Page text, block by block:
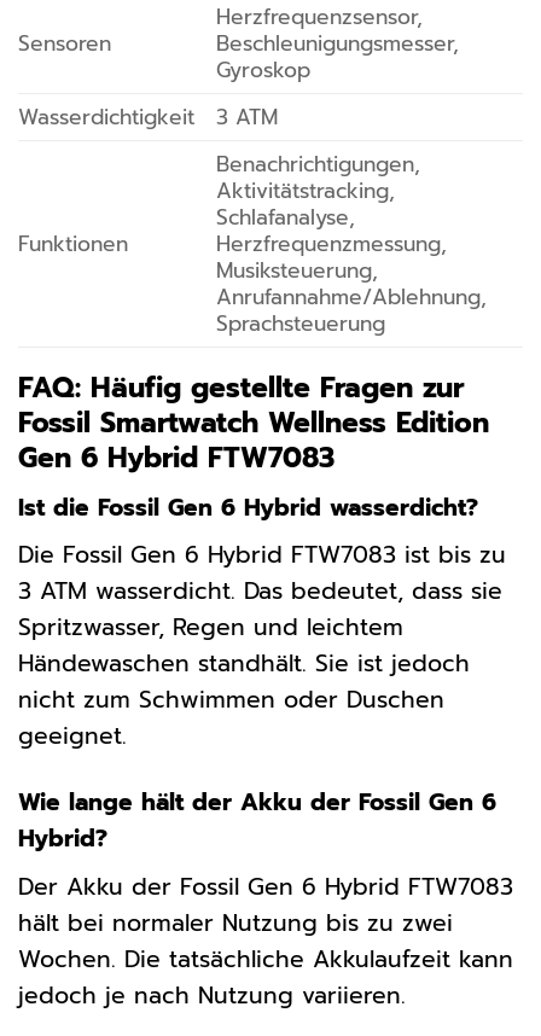
Sensoren
Herzfrequenzsensor,
Beschleunigungsmesser,
Gyroskop
Wasserdichtigkeit
3 ATM
Funktionen
Benachrichtigungen,
Aktivitätstracking,
Schlafanalyse,
Herzfrequenzmessung,
Musiksteuerung,
Anrufannahme/Ablehnung,
Sprachsteuerung
FAQ: Häufig gestellte Fragen zur
Fossil Smartwatch Wellness Edition
Gen 6 Hybrid FTW7083
Ist die Fossil Gen 6 Hybrid wasserdicht?
Die Fossil Gen 6 Hybrid FTW7083 ist bis zu
3 ATM wasserdicht. Das bedeutet, dass sie
Spritzwasser, Regen und leichtem
Händewaschen standhält. Sie ist jedoch
nicht zum Schwimmen oder Duschen
geeignet.
Wie lange hält der Akku der Fossil Gen 6
Hybrid?
Der Akku der Fossil Gen 6 Hybrid FTW7083
hält bei normaler Nutzung bis zu zwei
Wochen. Die tatsächliche Akkulaufzeit kann
jedoch je nach Nutzung variieren.